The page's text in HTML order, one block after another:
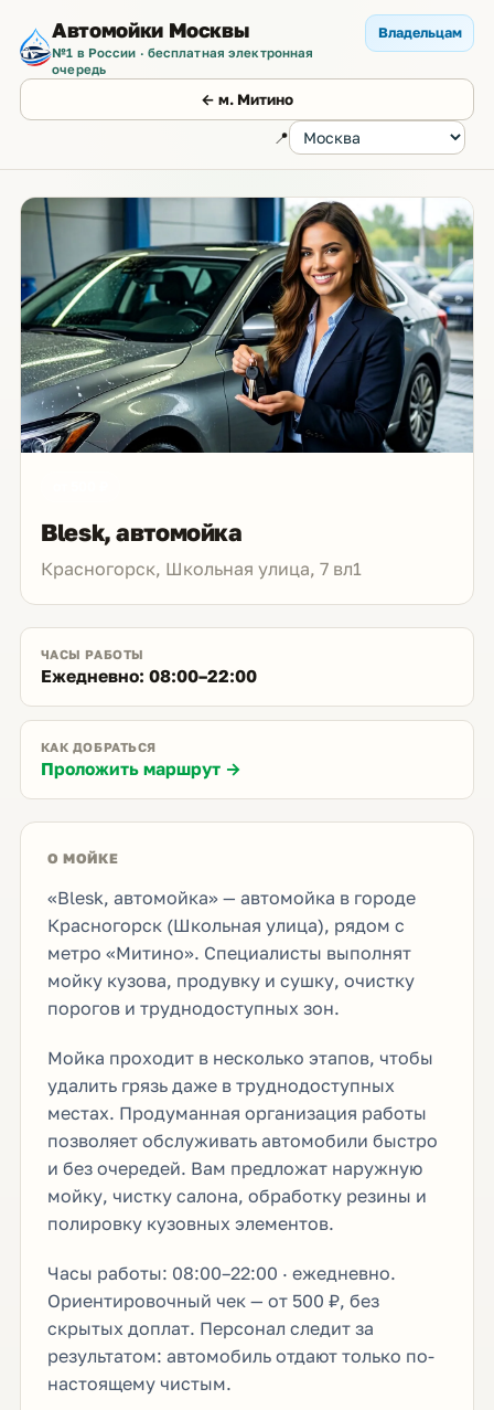
Автомойки Москвы
№1 в России · бесплатная электронная
очередь
← м. Митино
📍
Владельцам
Blesk, автомойка
Красногорск, Школьная улица, 7 вл1
ЧАСЫ РАБОТЫ
Ежедневно: 08:00–22:00
КАК ДОБРАТЬСЯ
Проложить маршрут →
О МОЙКЕ
«Blesk, автомойка» — автомойка в городе
Красногорск (Школьная улица), рядом с
метро «Митино». Специалисты выполнят
мойку кузова, продувку и сушку, очистку
порогов и труднодоступных зон.
Мойка проходит в несколько этапов, чтобы
удалить грязь даже в труднодоступных
местах. Продуманная организация работы
позволяет обслуживать автомобили быстро
и без очередей. Вам предложат наружную
мойку, чистку салона, обработку резины и
полировку кузовных элементов.
Часы работы: 08:00–22:00 · ежедневно.
Ориентировочный чек — от 500 ₽, без
скрытых доплат. Персонал следит за
результатом: автомобиль отдают только по-
настоящему чистым.